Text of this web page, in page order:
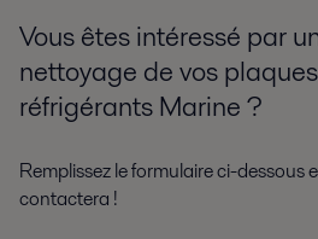
Vous êtes intéressé par
nettoyage de vos
réfrigérants Marine ?
Remplissez le formulaire ci-dessous
contactera !